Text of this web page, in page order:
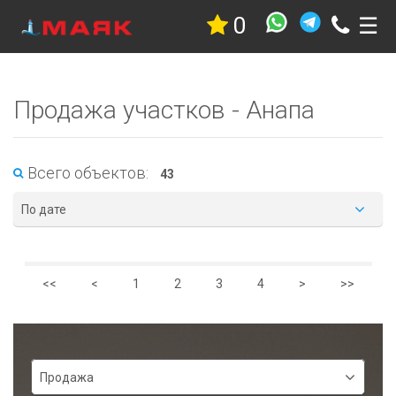
0 ☰
Недвижимость
Участки
Гостиницы
Дачи
Комнаты
Услуги
поселки
Новостройки
Продажа участков - Анапа
Всего объектов: 43
По дате
<< < 1 2 3 4 > >>
Search[deal]
Продажа